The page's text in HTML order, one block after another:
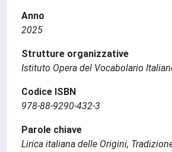
Anno
2025
Strutture organizzative
Istituto Opera del Vocabolario
Codice ISBN
978-88-9290-432-3
Parole chiave
Lirica italiana delle Origini,